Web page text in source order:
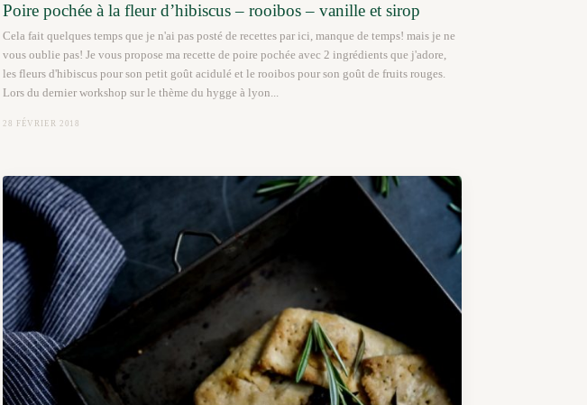
Poire pochée à la fleur d’hibiscus – rooibos – vanille et sirop
Cela fait quelques temps que je n'ai pas posté de recettes par ici, manque de temps! mais je ne
vous oublie pas! Je vous propose ma recette de poire pochée avec 2 ingrédients que j'adore,
les fleurs d'hibiscus pour son petit goût acidulé et le rooibos pour son goût de fruits rouges.
Lors du dernier workshop sur le thème du hygge à lyon...
28 FÉVRIER 2018